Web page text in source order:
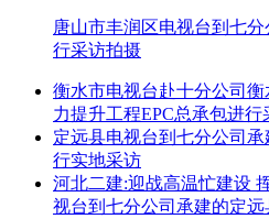
唐山市丰润区电视台到七
行采访拍摄
衡水市电视台赴十分公司
力提升工程EPC总承包进行
定远县电视台到七分公司
行实地采访
河北二建:迎战高温忙建设
视台到七分公司承建的定